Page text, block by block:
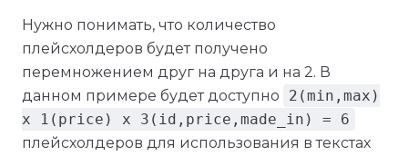
Нужно понимать, что количество
плейсхолдеров будет получено
перемножением друг на друга и на 2. В
данном примере будет доступно
2(min,max)
x 1(price) x 3(id,price,made_in) = 6
плейсхолдеров для использования в текстах